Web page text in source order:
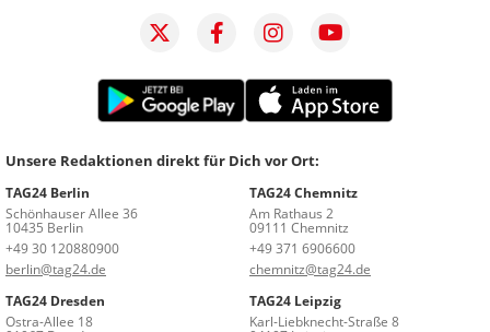
Unsere Redaktionen direkt für Dich vor Ort:
TAG24 Berlin
Schönhauser Allee 36
10435 Berlin
+49 30 120880900
berlin@tag24.de
TAG24 Chemnitz
Am Rathaus 2
09111 Chemnitz
+49 371 6906600
chemnitz@tag24.de
TAG24 Dresden
Ostra-Allee 18
TAG24 Leipzig
Karl-Liebknecht-Straße 8